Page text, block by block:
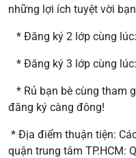
những lợi ích tuyệt vời
* Đăng ký 2 lớp cùng
* Đăng ký 3 lớp cùng
* Rủ bạn bè cùng tham
đăng ký càng đông!
* Địa điểm thuận tiện:
quận trung tâm TP.HCM: